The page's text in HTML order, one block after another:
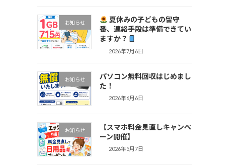
お知らせ
夏休みの子どもの留守
番、連絡手段は準備できてい
ますか？
2026年7月6日
お知らせ
パソコン無料回収はじめまし
た！
2026年6月6日
お知らせ
【スマホ料金見直しキャンペ
ーン開催】
2026年5月7日